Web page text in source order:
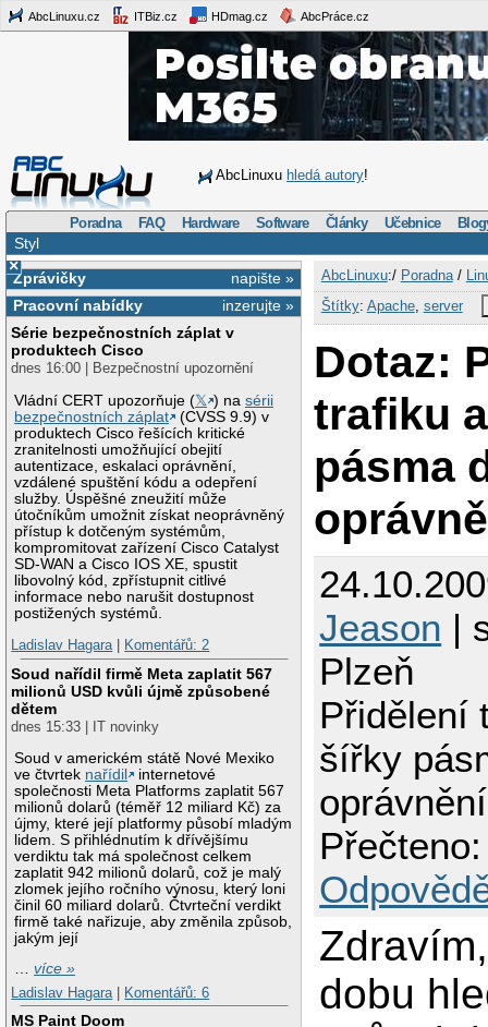
AbcLinuxu.cz ITBiz.cz HDmag.cz AbcPráce.cz
AbcLinuxu hledá autory!
Poradna FAQ Hardware Software Články Učebnice
Styl
×
napište »
Zprávičky
inzerujte »
Pracovní nabídky
Série bezpečnostních záplat v
produktech Cisco
dnes 16:00 | Bezpečnostní upozornění
Vládní CERT upozorňuje (𝕏 ) nasérii
bezpečnostních záplat
(CVSS 9.9) v
produktech Cisco řešících kritické
zranitelnosti umožňující obejití
autentizace, eskalaci oprávnění,
vzdálené spuštění kódu a odepření
služby. Úspěšné zneužití může
útočníkům umožnit získat neoprávněný
přístup k dotčeným systémům,
kompromitovat zařízení Cisco Catalyst
SD-WAN a Cisco IOS XE, spustit
libovolný kód, zpřístupnit citlivé
informace nebo narušit dostupnost
postižených systémů.
Ladislav Hagara| Komentářů: 2
Soud nařídil firmě Meta zaplatit 567
milionů USD kvůli újmě způsobené
dětem
dnes 15:33 | IT novinky
Soud v americkém státě Nové Mexiko
ve čtvrtek nařídil
internetové
společnosti Meta Platforms zaplatit 567
milionů dolarů (téměř 12 miliard Kč) za
újmy, které její platformy působí mladým
lidem. S přihlédnutím k dřívějšímu
verdiktu tak má společnost celkem
zaplatit 942 milionů dolarů, což je malý
zlomek jejího ročního výnosu, který loni
činil 60 miliard dolarů. Čtvrteční verdikt
firmě také nařizuje, aby změnila způsob,
jakým její
…více »
Ladislav Hagara
Komentářů: 6
MS Paint Doom
AbcLinuxu:/ Poradna/
Štítky: Apache, server
Dotaz:
trafiku
pásma
Jeason |
Plzeň
Přidělení
šířky
oprávnění
dobu